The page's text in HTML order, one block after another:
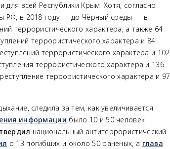
всей Республики Крым. Хотя, согласно
РФ, в 2018 году — до Чёрный среды — в
террористического характера, а также 64
террористического характера и 84
террористического характера и 102
террористического характера и 136
террористического характера и 97
следила за тем, как увеличивается
информации было 10 и 50 человек
национальный антитеррористический
о 13 погибших и около 50 раненых, а глава